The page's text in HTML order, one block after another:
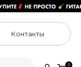
Контакты
0